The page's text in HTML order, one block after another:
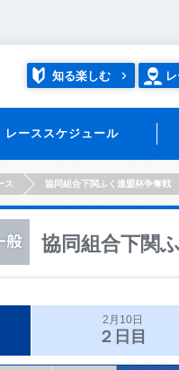
知る楽しむ
レーススケジュール
ス 協同組合下関ふく連盟杯争奪戦
協同組合下関
2月10日
２日目